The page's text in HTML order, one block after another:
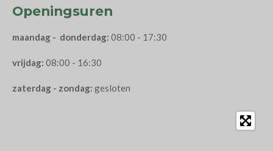
e
o
o
t
g
r
m
Openingsuren
maandag - donderdag: 08:00 - 17:30
vrijdag: 08:00 - 16:30
zaterdag - zondag: gesloten